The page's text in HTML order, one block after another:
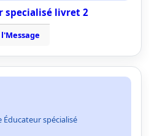
specialisé livret 2
Éducateur spécialisé